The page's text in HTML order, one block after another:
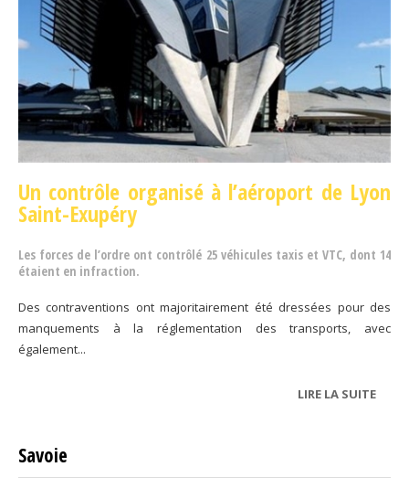
Un contrôle organisé à l’aéroport de Lyon
Saint-Exupéry
Les forces de l’ordre ont contrôlé 25 véhicules taxis et VTC, dont 14
étaient en infraction.
Des contraventions ont majoritairement été dressées pour des
manquements à la réglementation des transports, avec
également...
LIRE LA SUITEDE
Savoie